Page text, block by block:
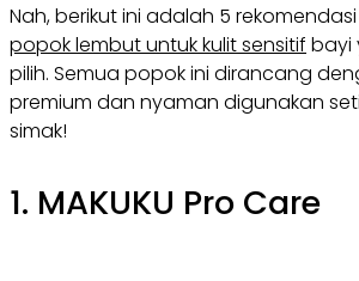
Nah, berikut ini adalah 5
popok lembut untuk kulit sensitif bayi
pilih. Semua popok ini dirancang
premium dan nyaman digunakan
simak!
1. MAKUKU Pro Care